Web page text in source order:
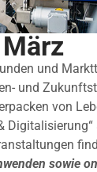
und
und
von
sowie